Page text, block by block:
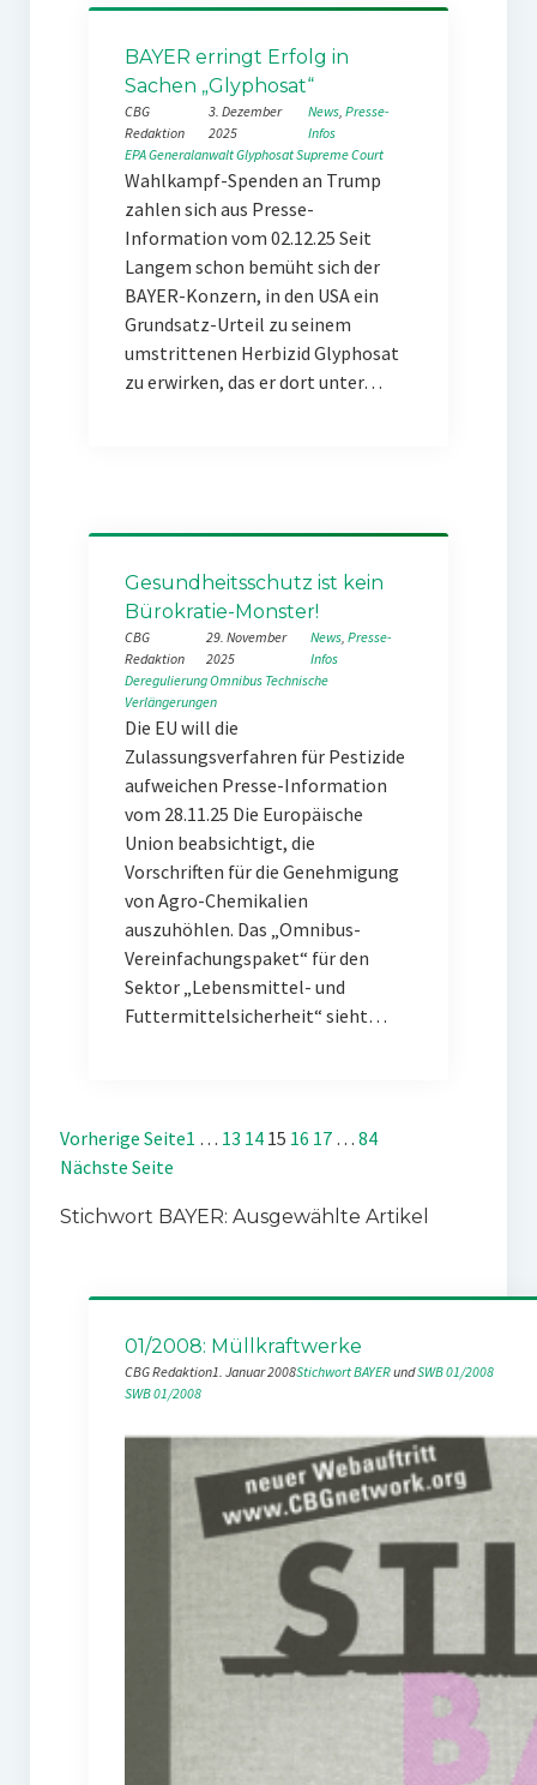
BAYER erringt Erfolg in
Sachen „Glyphosat“
CBG
Redaktion
3. Dezember
2025
News, Presse-
Infos
EPAGeneralanwaltGlyphosatSupreme Court
Wahlkampf-Spenden an Trump
zahlen sich aus Presse-
Information vom 02.12.25 Seit
Langem schon bemüht sich der
BAYER-Konzern, in den USA ein
Grundsatz-Urteil zu seinem
umstrittenen Herbizid Glyphosat
zu erwirken, das er dort unter…
Gesundheitsschutz ist kein
Bürokratie-Monster!
CBG
Redaktion
29. November
2025
News, Presse-
Infos
DeregulierungOmnibus Technische
Verlängerungen
Die EU will die
Zulassungsverfahren für Pestizide
aufweichen Presse-Information
vom 28.11.25 Die Europäische
Union beabsichtigt, die
Vorschriften für die Genehmigung
von Agro-Chemikalien
auszuhöhlen. Das „Omnibus-
Vereinfachungspaket“ für den
Sektor „Lebensmittel- und
Futtermittelsicherheit“ sieht…
Vorherige Seite1 … 13 14 15 16 17 … 84
Nächste Seite
Stichwort BAYER: Ausgewählte Artikel
01/2008: Müllkraftwerke
CBG Redaktion1. Januar 2008Stichwort BAYER und SWB 01/2008
SWB 01/2008